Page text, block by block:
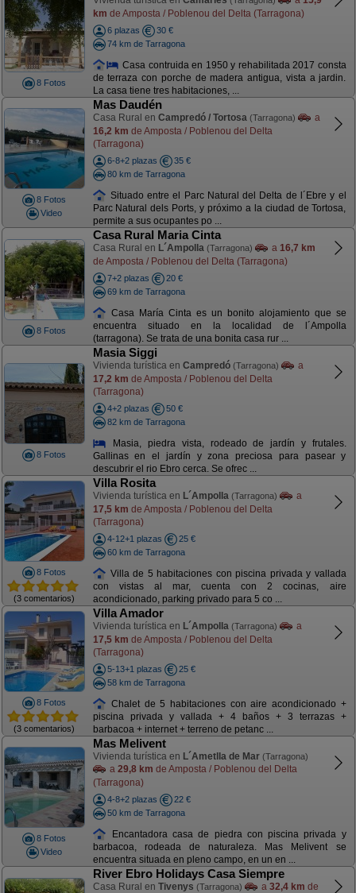
8 Fotos
km de Amposta / Poblenou del Delta (Tarragona)
6 plazas
30 €
74 km de Tarragona
Casa contruida en 1950 y rehabilitada 2017 consta
de terraza con porche de madera antigua, vista a jardin.
La casa tiene tres habitaciones, ...
8 Fotos
Video
Mas Daudén
Casa Rural en Campredó / Tortosa (Tarragona)
a
16,2 km de Amposta / Poblenou del Delta
(Tarragona)
6-8+2 plazas
35 €
80 km de Tarragona
Situado entre el Parc Natural del Delta de l´Ebre y el
Parc Natural dels Ports, y próximo a la ciudad de Tortosa,
permite a sus ocupantes po ...
8 Fotos
Casa Rural Maria Cinta
Casa Rural en L´Ampolla (Tarragona) a 16,7 km
de Amposta / Poblenou del Delta (Tarragona)
7+2 plazas
20 €
69 km de Tarragona
Casa María Cinta es un bonito alojamiento que se
encuentra situado en la localidad de l´Ampolla
(tarragona). Se trata de una bonita casa rur ...
8 Fotos
Masia Siggi
Vivienda turística en Campredó (Tarragona)
a
17,2 km de Amposta / Poblenou del Delta
(Tarragona)
4+2 plazas
50 €
82 km de Tarragona
Masia, piedra vista, rodeado de jardín y frutales.
Gallinas en el jardín y zona preciosa para pasear y
descubrir el rio Ebro cerca. Se ofrec ...
8 Fotos
(3 comentarios)
Villa Rosita
Vivienda turística en L´Ampolla (Tarragona)
a
17,5 km de Amposta / Poblenou del Delta
(Tarragona)
4-12+1 plazas
25 €
60 km de Tarragona
Villa de 5 habitaciones con piscina privada y vallada
con vistas al mar, cuenta con 2 cocinas, aire
acondicionado, parking privado para 5 co ...
8 Fotos
(3 comentarios)
Villa Amador
Vivienda turística en L´Ampolla (Tarragona)
a
17,5 km de Amposta / Poblenou del Delta
(Tarragona)
5-13+1 plazas
25 €
58 km de Tarragona
Chalet de 5 habitaciones con aire acondicionado +
piscina privada y vallada + 4 baños + 3 terrazas +
barbacoa + internet + terreno de petanc ...
8 Fotos
Video
Mas Melivent
Vivienda turística en L´Ametlla de Mar (Tarragona)
a 29,8 km de Amposta / Poblenou del Delta
(Tarragona)
4-8+2 plazas
22 €
50 km de Tarragona
Encantadora casa de piedra con piscina privada y
barbacoa, rodeada de naturaleza. Mas Melivent se
encuentra situada en pleno campo, en un en ...
River Ebro Holidays Casa Siempre
Casa Rural en Tivenys (Tarragona) a 32,4 km de